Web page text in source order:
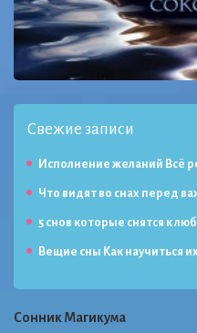
Свежие записи
Исполнение желаний Всё
Что видят во снах перед
5 снов которые снятся к
Вещие сны Как научиться
Сонник Магикума